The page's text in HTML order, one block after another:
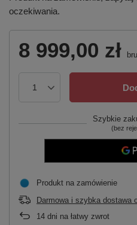
oczekiwania.
8 999,00 zł
Szybkie
(bez
Produkt na zamówienie
Darmowa i szybka dostawa
14 dni na łatwy zwrot